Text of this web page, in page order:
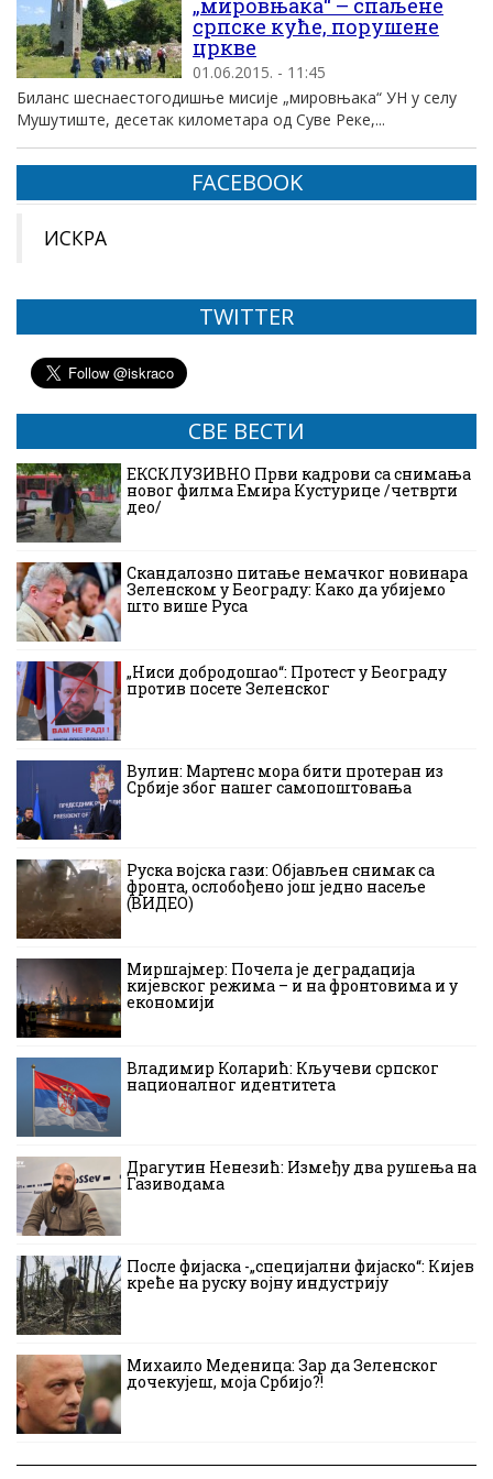
„мировњака“ – спаљене
српске куће, порушене
цркве
01.06.2015. - 11:45
Биланс шеснаестогодишње мисије „мировњака“ УН у селу
Мушутиште, десетак километара од Суве Реке,...
FACEBOOK
ИСКРА
TWITTER
СВЕ ВЕСТИ
ЕКСКЛУЗИВНО Први кадрови са снимања
новог филма Емира Кустурице /четврти
део/
Скандалозно питање немачког новинара
Зеленском у Београду: Како да убијемо
што више Руса
„Ниси добродошао“: Протест у Београду
против посете Зеленског
Вулин: Мартенс мора бити протеран из
Србије због нашег самопоштовања
Руска војска гази: Објављен снимак са
фронта, ослобођено још једно насеље
(ВИДЕО)
Миршајмер: Почела је деградација
кијевског режима – и на фронтовима и у
економији
Владимир Коларић: Кључеви српског
националног идентитета
Драгутин Ненезић: Између два рушења на
Газиводама
После фијаска -„специјални фијаско“: Кијев
креће на руску војну индустрију
Михаило Меденица: Зар да Зеленског
дочекујеш, моја Србијо?!